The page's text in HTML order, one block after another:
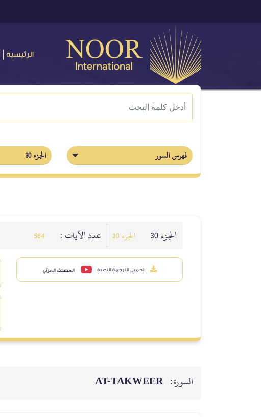
الرئيسية
فهرس السور الجزء 30
الجزء 30 الجزء 30 عدد الآيات : 564
تحميل الترجمة النصية المصحف المرئي
السورة: AT-TAKWEER